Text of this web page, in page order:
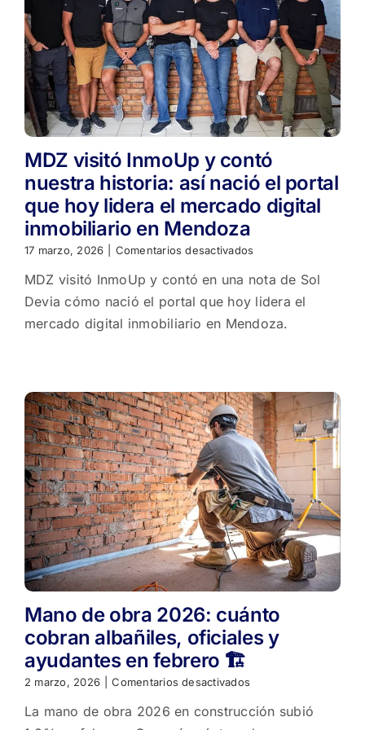
MDZ visitó InmoUp y contó
nuestra historia: así nació el portal
que hoy lidera el mercado digital
inmobiliario en Mendoza
17 marzo, 2026 Comentarios desactivadosen
visitó
InmoUp
contó
nació
el
portal
que
hoy
lidera
el
mercado
digital
inmobiliario
en
Mendoza
MDZ visitó InmoUp y contó en una nota de Sol
Devia cómo nació el portal que hoy lidera el
mercado digital inmobiliario en Mendoza.
Mano de obra 2026: cuánto
cobran albañiles, oficiales y
ayudantes en febrero 🏗️
2 marzo, 2026 Comentarios desactivadosen
de
obra
La mano de obra 2026 en construcción subió